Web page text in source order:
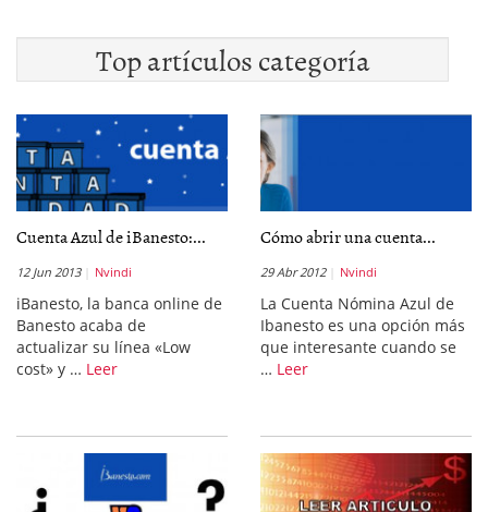
Top artículos categoría
Cuenta Azul de iBanesto:...
12 Jun 2013 Nvindi
iBanesto, la banca online de
Banesto acaba de
actualizar su línea «Low
cost» y … Leer
Cómo abrir una cuenta...
29 Abr 2012 Nvindi
La Cuenta Nómina Azul de
Ibanesto es una opción más
que interesante cuando se
… Leer